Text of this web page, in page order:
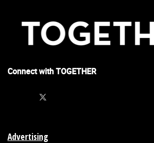
Connect with TOGETHER
Advertising